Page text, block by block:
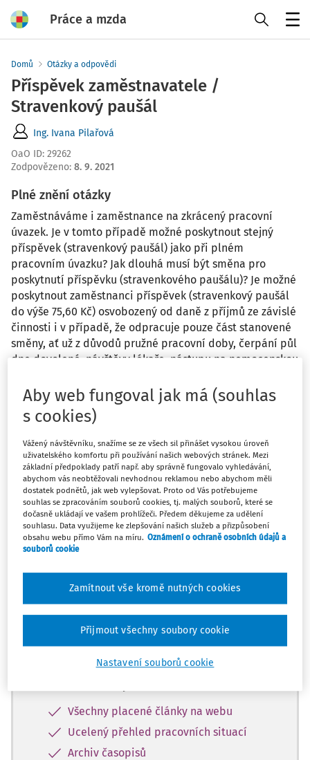
Práce a mzda
Domů Otázky a odpovědi
Příspěvek zaměstnavatele /
Stravenkový paušál
Ing. Ivana Pilařová
OaO ID: 29262
Zodpovězeno: 8. 9. 2021
Plné znění otázky
Zaměstnáváme i zaměstnance na zkrácený pracovní
úvazek. Je v tomto případě možné poskytnout stejný
příspěvek (stravenkový paušál) jako při plném
pracovním úvazku? Jak dlouhá musí být směna pro
poskytnutí příspěvku (stravenkového paušálu)? Je možné
poskytnout zaměstnanci příspěvek (stravenkový paušál
do výše 75,60 Kč) osvobozený od daně z příjmů ze závislé
činnosti i v případě, že odpracuje pouze část stanovené
směny, ať už z důvodů pružné pracovní doby, čerpání půl
dne dovolené, návštěvy lékaře, nástupu na nemocenskou
setkáváme s rozdílnými názory.
Máte předplatné? Přihlaste se
Celý dokument je jen pro předplatitele.
Zaregistrujte se a získejte
zdarma plný přístup na 14 dnů.
Všechny placené články na webu
Ucelený přehled pracovních situací
Archiv časopisů
Aby web fungoval jak má (souhlas
s cookies)
Vážený návštěvníku, snažíme se ze všech sil přinášet vysokou úroveň
uživatelského komfortu při používání našich webových stránek. Mezi
základní předpoklady patří např. aby správně fungovalo vyhledávání,
abychom vás neobtěžovali nevhodnou reklamou nebo abychom měli
dostatek podnětů, jak web vylepšovat. Proto od Vás potřebujeme
souhlas se zpracováním souborů cookies, tj. malých souborů, které se
dočasně ukládají ve vašem prohlížeči. Předem děkujeme za udělení
souhlasu. Data využijeme ke zlepšování našich služeb a přizpůsobení
obsahu webu přímo Vám na míru. Oznámení o ochraně osobních údajů a
souborů cookie
Nastavení souborů cookie
Zamítnout vše kromě nutných cookies
Přijmout všechny soubory cookie